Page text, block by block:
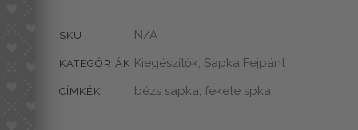
SKU N/A
KATEGÓRIÁK Kiegészítők Sapka Fejpánt
CÍMKÉK bézs sapka fekete spka